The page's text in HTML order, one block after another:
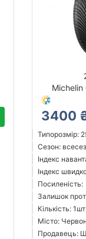
Michelin
3400
Типорозмір:
Сезон:
Індекс
Індекс
Посиленість:
Залишок
Кількість: 1шт
Місто:
Продавець: